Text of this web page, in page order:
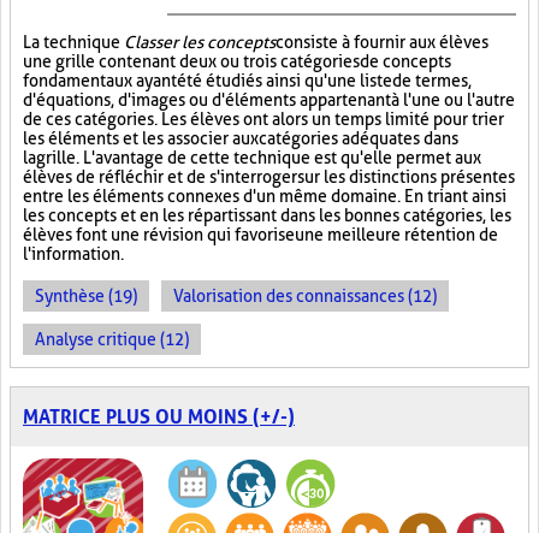
La technique Classer les conceptsconsiste à fournir aux élèves
une grille contenant deux ou trois catégories de concepts
fondamentaux ayant été étudiés ainsi qu'une liste de termes,
d'équations, d'images ou d'éléments appartenant à l'une ou l'autre
de ces catégories. Les élèves ont alors un temps limité pour trier
les éléments et les associer aux catégories adéquates dans
la grille. L'avantage de cette technique est qu'elle permet aux
élèves de réfléchir et de s'interroger sur les distinctions présentes
entre les éléments connexes d'un même domaine. En triant ainsi
les concepts et en les répartissant dans les bonnes catégories, les
élèves font une révision qui favorise une meilleure rétention de
l'information.
Synthèse (19) Valorisation des connaissances (12)
Analyse critique (12)
MATRICE PLUS OU MOINS (+/-)